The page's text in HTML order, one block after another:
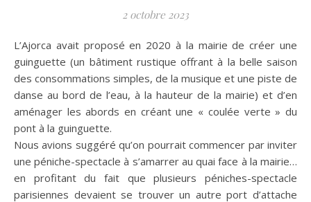
2 octobre 2023
L’Ajorca avait proposé en 2020 à la mairie de créer une
guinguette (un bâtiment rustique offrant à la belle saison
des consommations simples, de la musique et une piste de
danse au bord de l’eau, à la hauteur de la mairie) et d’en
aménager les abords en créant une « coulée verte » du
pont à la guinguette.
Nous avions suggéré qu’on pourrait commencer par inviter
une péniche-spectacle à s’amarrer au quai face à la mairie…
en profitant du fait que plusieurs péniches-spectacle
parisiennes devaient se trouver un autre port d’attache